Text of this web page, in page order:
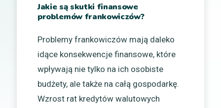
Jakie są skutki finansowe
problemów frankowiczów?
Problemy frankowiczów mają daleko
idące konsekwencje finansowe, które
wpływają nie tylko na ich osobiste
budżety, ale także na całą gospodarkę.
Wzrost rat kredytów walutowych